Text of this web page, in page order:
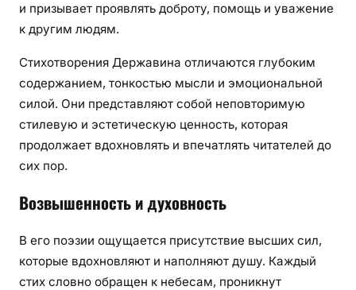
и призывает проявлять доброту, помощь и уважение
к другим людям.
Стихотворения Державина отличаются глубоким
содержанием, тонкостью мысли и эмоциональной
силой. Они представляют собой неповторимую
стилевую и эстетическую ценность, которая
продолжает вдохновлять и впечатлять читателей до
сих пор.
Возвышенность и духовность
В его поэзии ощущается присутствие высших сил,
которые вдохновляют и наполняют душу. Каждый
стих словно обращен к небесам, проникнут